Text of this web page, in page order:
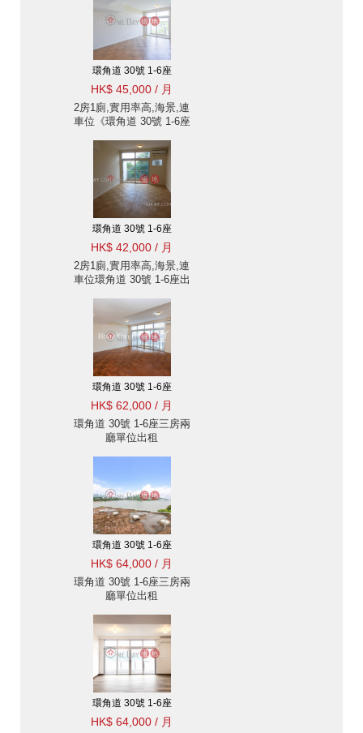
環角道 30號 1-6座
HK$ 45,000 / 月
2房1廁,實用率高,海景,連
車位《環角道 30號 1-6座
環角道 30號 1-6座
HK$ 42,000 / 月
2房1廁,實用率高,海景,連
車位環角道 30號 1-6座出
環角道 30號 1-6座
HK$ 62,000 / 月
環角道 30號 1-6座三房兩
廳單位出租
環角道 30號 1-6座
HK$ 64,000 / 月
環角道 30號 1-6座三房兩
廳單位出租
環角道 30號 1-6座
HK$ 64,000 / 月